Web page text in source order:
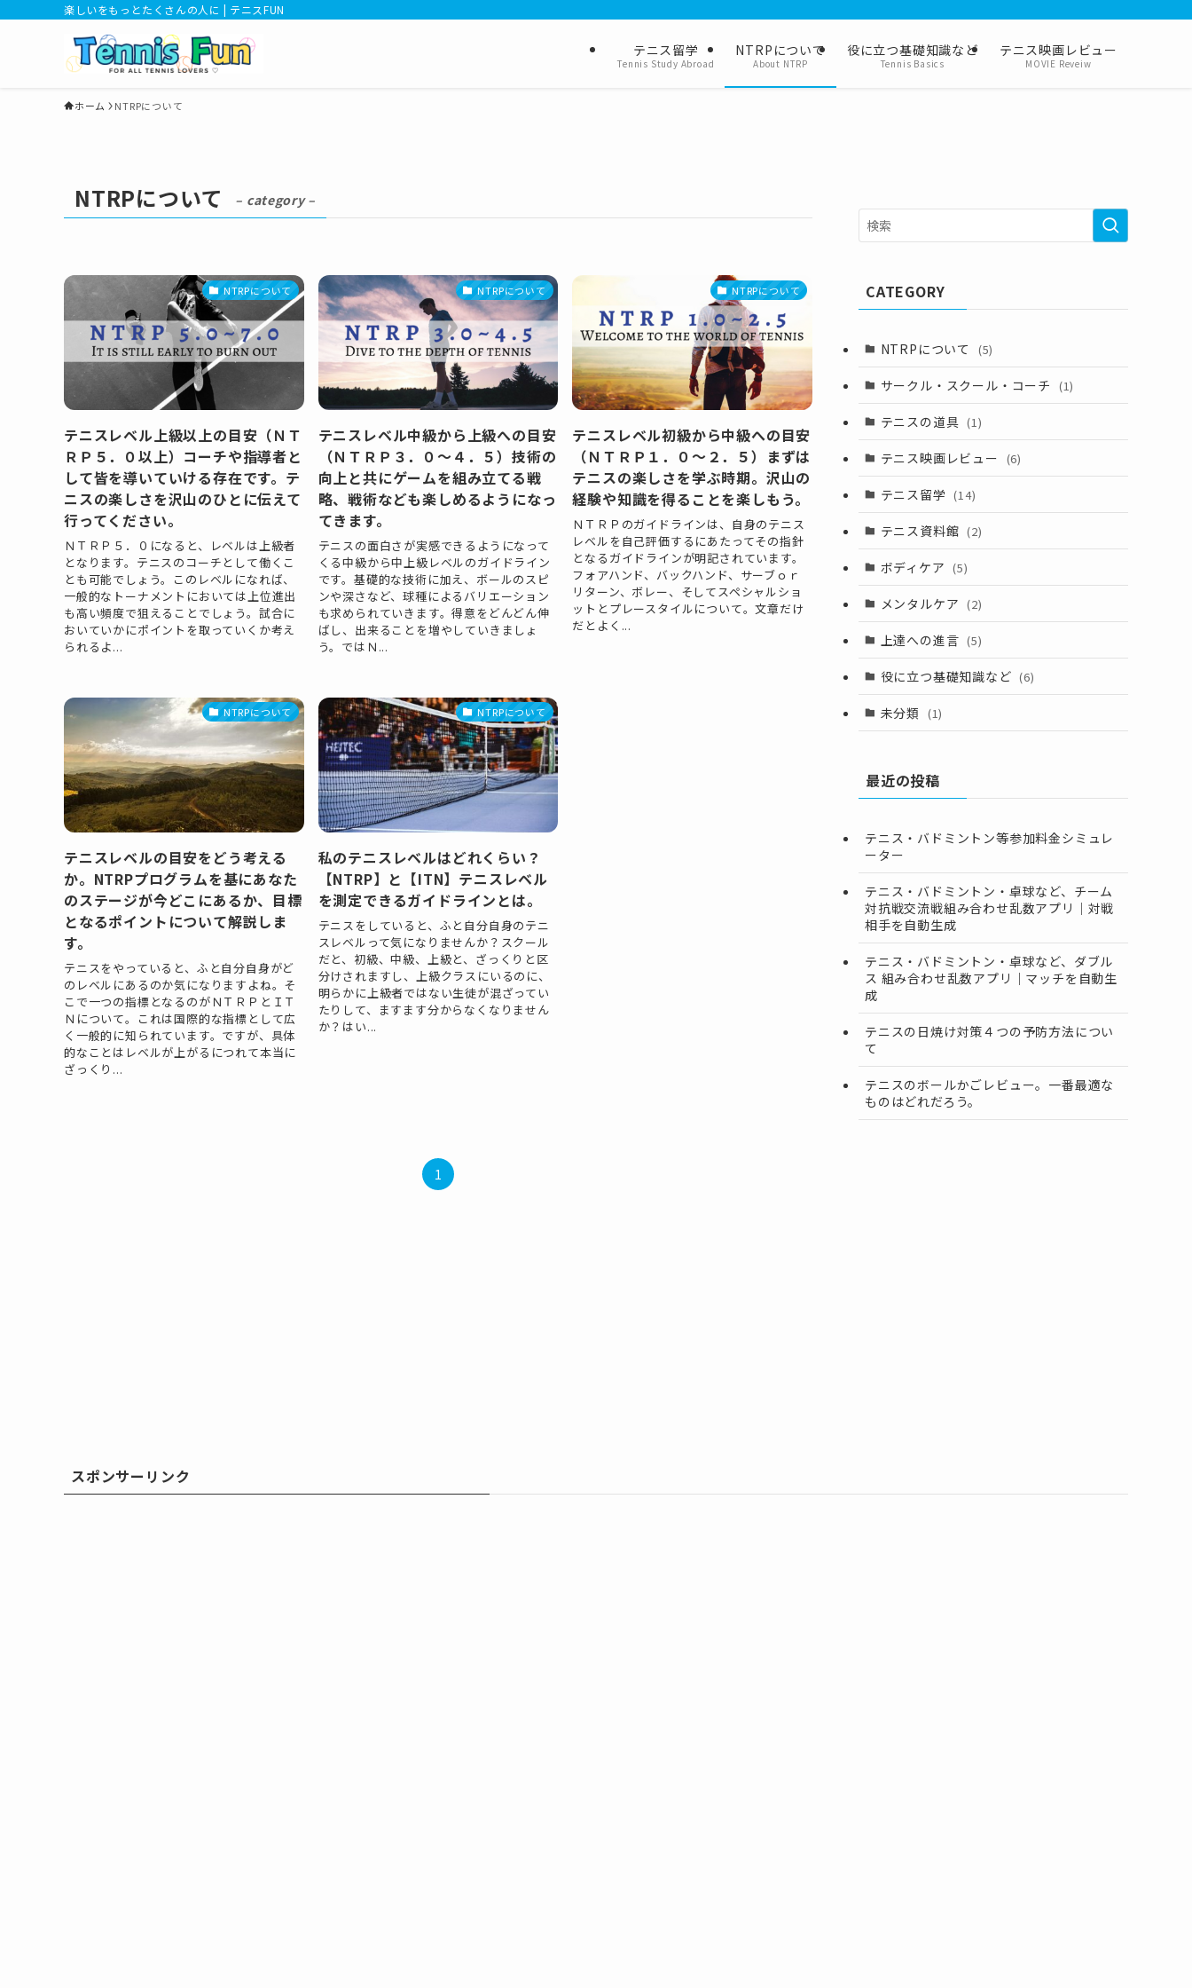
楽しいをもっとたくさんの人に | テニスFUN
テニス留学
Tennis Study Abroad
NTRPについて
About NTRP
役に立つ基礎知識など
Tennis Basics
テニス映画レビュー
MOVIE Reveiw
ホーム NTRPについて
NTRPについて – category –
NTRPについて
テニスレベル上級以上の目安（ＮＴ
ＲＰ５．０以上）コーチや指導者と
して皆を導いていける存在です。テ
ニスの楽しさを沢山のひとに伝えて
行ってください。
ＮＴＲＰ５．０になると、レベルは上級者
となります。テニスのコーチとして働くこ
とも可能でしょう。このレベルになれば、
一般的なトーナメントにおいては上位進出
も高い頻度で狙えることでしょう。試合に
おいていかにポイントを取っていくか考え
られるよ...
NTRPについて
テニスレベル中級から上級への目安
（ＮＴＲＰ３．０～４．５）技術の
向上と共にゲームを組み立てる戦
略、戦術なども楽しめるようになっ
てきます。
テニスの面白さが実感できるようになって
くる中級から中上級レベルのガイドライン
です。基礎的な技術に加え、ボールのスピ
ンや深さなど、球種によるバリエーション
も求められていきます。得意をどんどん伸
ばし、出来ることを増やしていきましょ
う。ではＮ...
NTRPについて
テニスレベル初級から中級への目安
（ＮＴＲＰ１．０～２．５）まずは
テニスの楽しさを学ぶ時期。沢山の
経験や知識を得ることを楽しもう。
ＮＴＲＰのガイドラインは、自身のテニス
レベルを自己評価するにあたってその指針
となるガイドラインが明記されています。
フォアハンド、バックハンド、サーブｏｒ
リターン、ボレー、そしてスペシャルショ
ットとプレースタイルについて。文章だけ
だとよく...
NTRPについて
テニスレベルの目安をどう考える
か。NTRPプログラムを基にあなた
のステージが今どこにあるか、目標
となるポイントについて解説しま
す。
テニスをやっていると、ふと自分自身がど
のレベルにあるのか気になりますよね。そ
こで一つの指標となるのがＮＴＲＰとＩＴ
Ｎについて。これは国際的な指標として広
く一般的に知られています。ですが、具体
的なことはレベルが上がるにつれて本当に
ざっくり...
NTRPについて
私のテニスレベルはどれくらい？
【NTRP】と【ITN】テニスレベル
を測定できるガイドラインとは。
テニスをしていると、ふと自分自身のテニ
スレベルって気になりませんか？スクール
だと、初級、中級、上級と、ざっくりと区
分けされますし、上級クラスにいるのに、
明らかに上級者ではない生徒が混ざってい
たりして、ますます分からなくなりません
か？はい...
1
CATEGORY
NTRPについて (5)
サークル・スクール・コーチ (1)
テニスの道具 (1)
テニス映画レビュー (6)
テニス留学 (14)
テニス資料館 (2)
ボディケア (5)
メンタルケア (2)
上達への進言 (5)
役に立つ基礎知識など (6)
未分類 (1)
最近の投稿
テニス・バドミントン等参加料金シミュレ
ーター
テニス・バドミントン・卓球など、チーム
対抗戦交流戦組み合わせ乱数アプリ｜対戦
相手を自動生成
テニス・バドミントン・卓球など、ダブル
ス 組み合わせ乱数アプリ｜マッチを自動生
成
テニスの日焼け対策４つの予防方法につい
て
テニスのボールかごレビュー。一番最適な
ものはどれだろう。
スポンサーリンク